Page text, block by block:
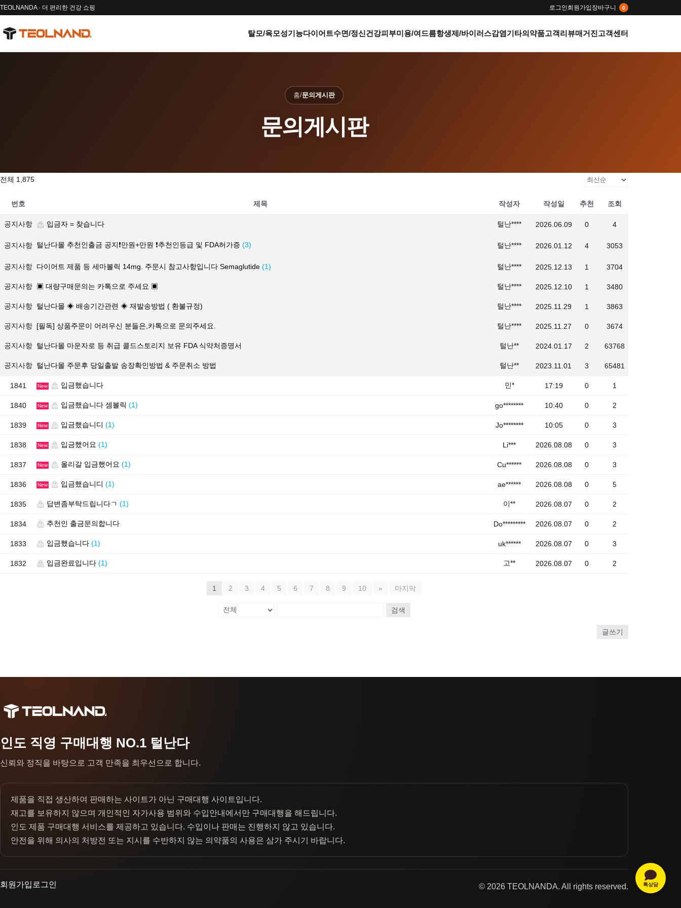
톡상담
TEOLNANDA · 더 편리한 건강 쇼핑 로그인회원가입장바구니 0
탈모/육모성기능다이어트수면/정신건강피부미용/여드름항생제/바이러스감염기타의약품고객리뷰매거진 고객센터
홈/문의게시판
문의게시판
전체 1,875
번호 제목 작성자 작성일 추천 조회
공지사항 입금자 = 찾습니다 털난**** 2026.06.09 0 4
공지사항 털난다몰 추천인출금 공지❗만원+만원 ❗추천인등급 및 FDA허가증 (3) 털난**** 2026.01.12 4 3053
공지사항 다이어트 제품 등 세마볼릭 14mg. 주문시 참고사항입니다 Semaglutide (1) 털난**** 2025.12.13 1 3704
공지사항 ▣ 대량구매문의는 카톡으로 주세요 ▣ 털난**** 2025.12.10 1 3480
공지사항 털난다몰 ◈ 배송기간관련 ◈ 재발송방법 ( 환불규정) 털난**** 2025.11.29 1 3863
공지사항 [필독] 상품주문이 어려우신 분들은,카톡으로 문의주세요. 털난**** 2025.11.27 0 3674
공지사항 털난다몰 마운자로 등 취급 콜드스토리지 보유 FDA 식약처증명서 털난** 2024.01.17 2 63768
공지사항 털난다몰 주문후 당일출발 송장확인방법 & 주문취소 방법 털난** 2023.11.01 3 65481
1841 New 입금했습니다 민* 17:19 0 1
1840 New 입금했습니다 셈볼릭 (1) go******** 10:40 0 2
1839 New 입금했습니디 (1) Jo******** 10:05 0 3
1838 New 입금했어요 (1) Li*** 2026.08.08 0 3
1837 New 올리갈 입금했어요 (1) Cu****** 2026.08.08 0 3
1836 New 입금했습니디 (1) ae****** 2026.08.08 0 5
1835 답변좀부탁드립니다ㄱ (1) 이** 2026.08.07 0 2
1834 추천인 출금문의합니다 Do********* 2026.08.07 0 2
1833 입금했습니다 (1) uk****** 2026.08.07 0 3
1832 입금완료입니다 (1) 고** 2026.08.07 0 2
1 2 3 4 5 6 7 8 9 10 » 마지막
검색
글쓰기
인도 직영 구매대행 NO.1 털난다
신뢰와 정직을 바탕으로 고객 만족을 최우선으로 합니다.
제품을 직접 생산하여 판매하는 사이트가 아닌 구매대행 사이트입니다.
재고를 보유하지 않으며 개인적인 자가사용 범위와 수입안내에서만 구매대행을 해드립니다.
인도 제품 구매대행 서비스를 제공하고 있습니다. 수입이나 판매는 진행하지 않고 있습니다.
안전을 위해 의사의 처방전 또는 지시를 수반하지 않는 의약품의 사용은 삼가 주시기 바랍니다.
회원가입로그인 © 2026 TEOLNANDA. All rights reserved.